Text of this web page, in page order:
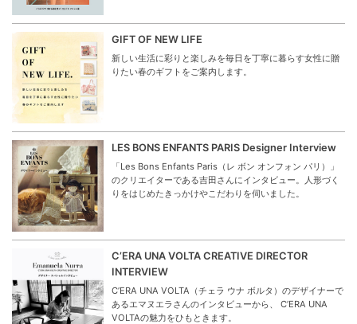
GIFT OF NEW LIFE
新しい生活に彩りと楽しみを毎日を丁寧に暮らす女性に贈
りたい春のギフトをご案内します。
LES BONS ENFANTS PARIS Designer Interview
「Les Bons Enfants Paris（レ ボン オンフォン パリ）」
のクリエイターである吉田さんにインタビュー。人形づく
りをはじめたきっかけやこだわりを伺いました。
C’ERA UNA VOLTA CREATIVE DIRECTOR
INTERVIEW
C’ERA UNA VOLTA（チェラ ウナ ボルタ）のデザイナーで
あるエマヌエラさんのインタビューから、 C’ERA UNA
VOLTAの魅力をひもときます。